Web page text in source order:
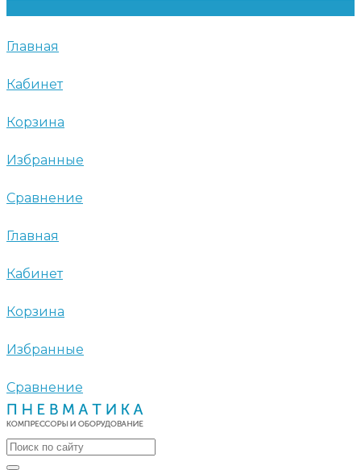
Главная
Кабинет
Корзина
Избранные
Сравнение
Главная
Кабинет
Корзина
Избранные
Сравнение